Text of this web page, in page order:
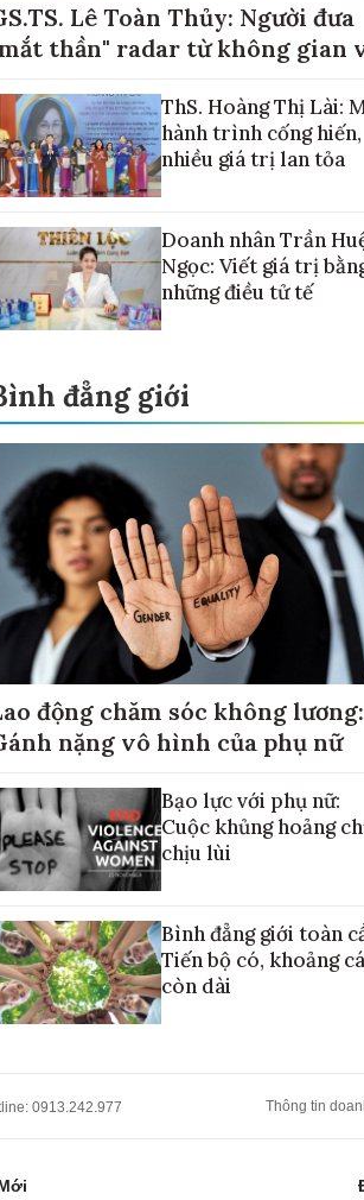
Lê Toàn Thủy: Người đưa
thần" radar từ không gian
ThS. Hoàng Thị Lài:
hành trình cống hiến,
nhiều giá trị lan tỏa
Doanh nhân Trần
Ngọc: Viết giá trị
những điều tử tế
đẳng giới
động chăm sóc không lương:
nặng vô hình của phụ nữ
Bạo lực với phụ nữ:
Cuộc khủng hoảng
chịu lùi
Bình đẳng giới toàn
Tiến bộ có, khoảng
còn dài
0913.242.977 Thông tin